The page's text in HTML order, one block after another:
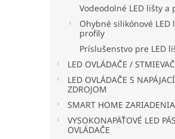
Vodeodolné LED lišty a
Ohybné silikónové LED
profily
Príslušenstvo pre LED
LED OVLÁDAČE /
LED OVLÁDAČE S
ZDROJOM
SMART HOME ZARIADENIA
VYSOKONAPÄŤOVÉ LED
OVLÁDAČE